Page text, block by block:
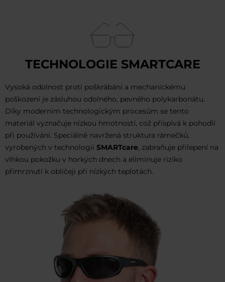
TECHNOLOGIE SMARTCARE
Vysoká odolnost proti poškrábání a mechanickému
poškození je zásluhou odolného, pevného polykarbonátu.
Díky moderním technologickým procesům se tento
materiál vyznačuje nízkou hmotností, což přispívá k pohodlí
při používání. Speciálně navržená struktura rámečků,
vyrobených v technologii SMARTcare, zabraňuje přilepení na
vlhkou pokožku v horkých dnech a eliminuje riziko
přimrznutí k obličeji při nízkých teplotách.